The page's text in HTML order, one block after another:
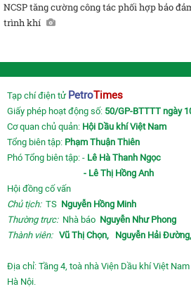
NCSP tăng cường công tác phối hợp bảo
trình khí
Tạp chí điện tử PetroTimes
Giấy phép hoạt động số: 50/GP-BTTTT ngày
Cơ quan chủ quản: Hội Dầu khí Việt Nam
Tổng biên tập: Phạm Thuận Thiên
Phó Tổng biên tập: - Lê Hà Thanh Ngọc
- Lê Thị Hồng Anh
Hội đồng cố vấn
Chủ tịch:TS Nguyễn Hồng Minh
Thường trực: Nhà báo Nguyễn Như Phong
Thành viên: Vũ Thị Chọn, Nguyễn Hải Đường,
Địa chỉ: Tầng 4, toà nhà Viện Dầu khí Việt Nam
Hà Nội.